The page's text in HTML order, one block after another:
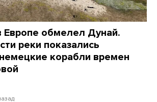
Европе обмелел Дунай.
реки показались
корабли времен